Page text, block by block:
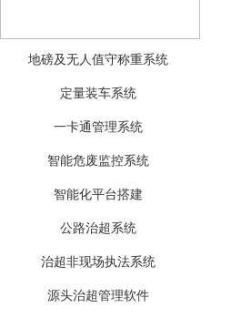
地磅及无人值守称重系统
定量装车系统
一卡通管理系统
智能危废监控系统
智能化平台搭建
公路治超系统
治超非现场执法系统
源头治超管理软件